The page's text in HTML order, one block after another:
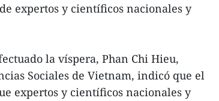
expertos y científicos nacionales y
la víspera, Phan Chi Hieu,
Sociales de Vietnam, indicó que el
expertos y científicos nacionales y